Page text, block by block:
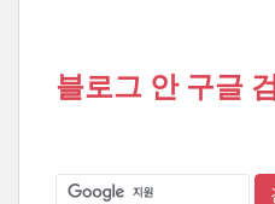
블로그 안 구글